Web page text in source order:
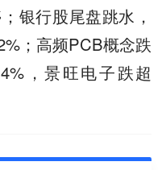
银行股尾盘跳水，
；高频PCB概念跌
，景旺电子跌超